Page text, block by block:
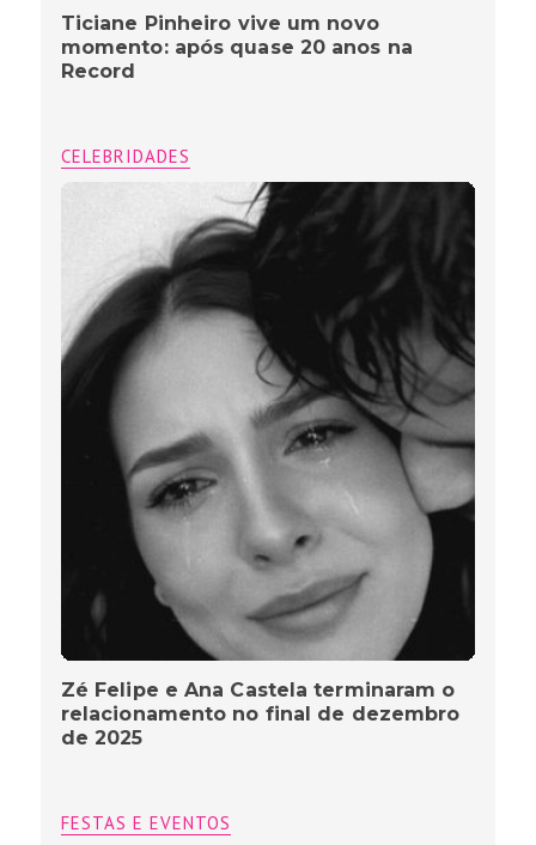
Ticiane Pinheiro vive um novo
momento: após quase 20 anos na
Record
CELEBRIDADES
Zé Felipe e Ana Castela terminaram o
relacionamento no final de dezembro
de 2025
FESTAS E EVENTOS